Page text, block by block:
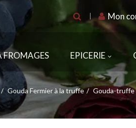
Mon
FROMAGES EPICERIE
Gouda Fermier à la truffe Gouda-truffe